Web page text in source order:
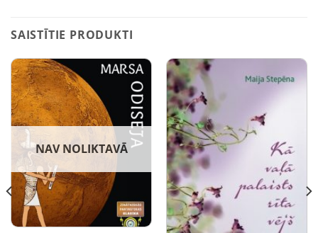
SAISTĪTIE PRODUKTI
NAV NOLIKTAVĀ